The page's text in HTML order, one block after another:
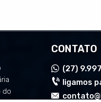
do
CONTATO
(27)
ligamos